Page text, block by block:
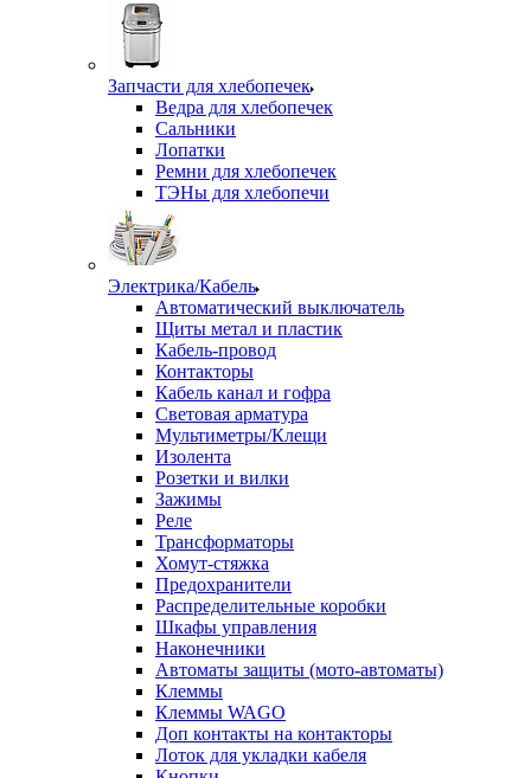
Запчасти для хлебопечек
Ведра для хлебопечек
Сальники
Лопатки
Ремни для хлебопечек
ТЭНы для хлебопечи
Электрика/Кабель
Автоматический выключатель
Щиты метал и пластик
Кабель-провод
Контакторы
Кабель канал и гофра
Световая арматура
Мультиметры/Клещи
Изолента
Розетки и вилки
Зажимы
Реле
Трансформаторы
Хомут-стяжка
Предохранители
Распределительные коробки
Шкафы управления
Наконечники
Автоматы защиты (мото-автоматы)
Клеммы
Клеммы WAGO
Доп контакты на контакторы
Лоток для укладки кабеля